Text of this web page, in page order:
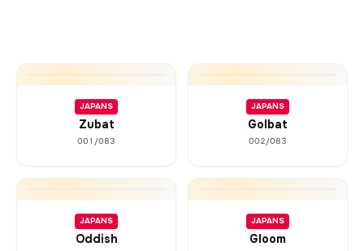
JAPANS
Zubat
001/083
JAPANS
Golbat
002/083
JAPANS
Oddish
JAPANS
Gloom